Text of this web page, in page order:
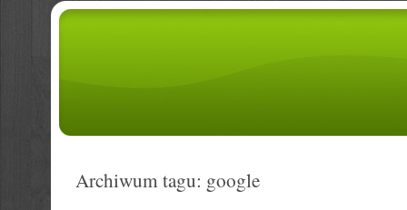
Archiwum tagu: google